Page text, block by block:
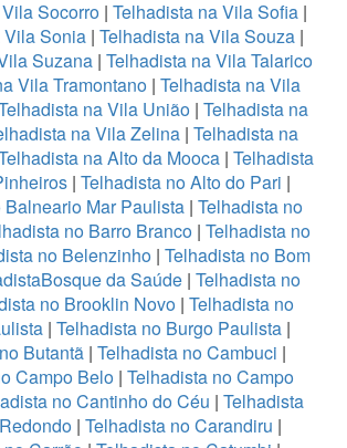
Socorro| Telhadista na Vila Sofia|
Vila Sonia | Telhadista na Vila Souza |
Suzana| Telhadista na Vila Talarico
Vila Tramontano| Telhadista na Vila
na Vila União| Telhadista na
na Vila Zelina | Telhadista na
na Alto da Mooca | Telhadista
| Telhadista no Alto do Pari |
Balneario Mar Paulista | Telhadista no
no Barro Branco| Telhadista no
no Belenzinho | Telhadista no Bom
da Saúde| Telhadista no
no Brooklin Novo | Telhadista no
| Telhadista no Burgo Paulista|
Butantã| Telhadista no Cambuci |
Campo Belo| Telhadista no Campo
no Cantinho do Céu | Telhadista
| Telhadista no Carandiru |